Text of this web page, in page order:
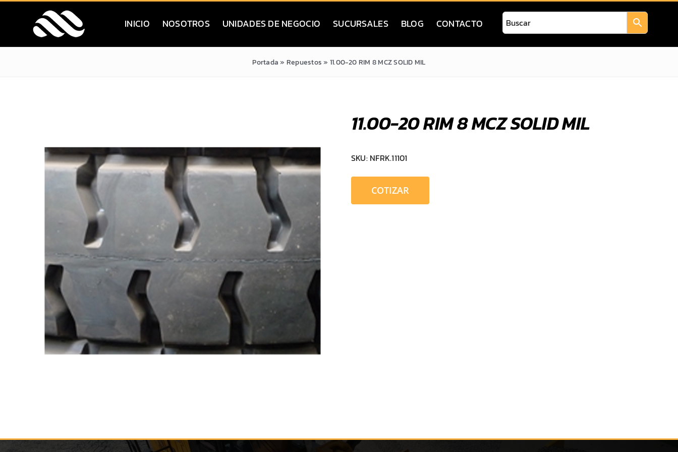
Saltar
contenido
INICIO NOSOTROS UNIDADES DE NEGOCIO SUCURSALES BLOG CONTACTO
Portada» Repuestos» 11.00-20 RIM 8 MCZ SOLID MIL
11.00-20 RIM 8 MCZ SOLID MIL
SKU: NFRK.11101
COTIZAR